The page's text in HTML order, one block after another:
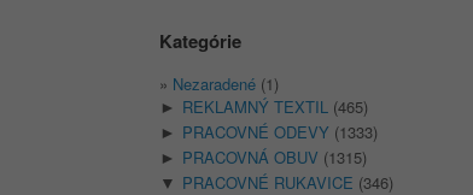
Kategórie
Nezaradené (1)
► REKLAMNÝ TEXTIL (465)
► PRACOVNÉ ODEVY (1333)
► PRACOVNÁ OBUV (1315)
▼ PRACOVNÉ RUKAVICE (346)